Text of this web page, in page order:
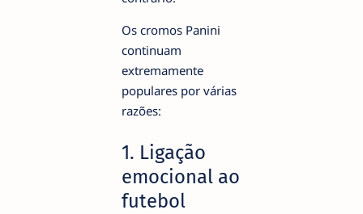
Os cromos Panini
continuam
extremamente
populares por várias
razões:
1. Ligação
emocional ao
futebol